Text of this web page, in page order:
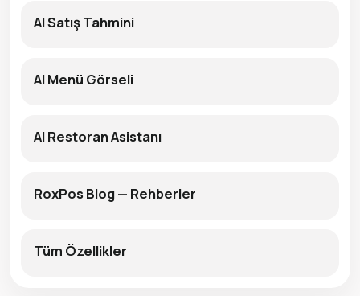
AI Satış Tahmini
AI Menü Görseli
AI Restoran Asistanı
RoxPos Blog — Rehberler
Tüm Özellikler